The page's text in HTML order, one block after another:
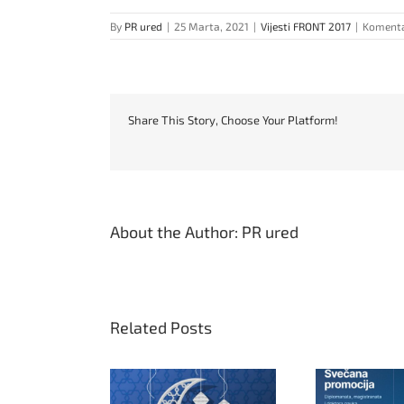
By PR ured | 25 Marta, 2021 | Vijesti FRONT 2017 |
Share This Story, Choose Your Platform!
About the Author: PR ured
Related Posts